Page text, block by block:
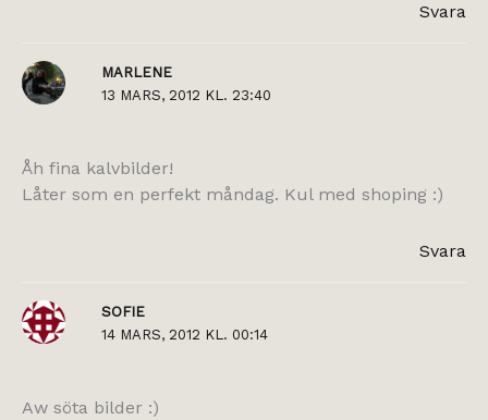
Svara
MARLENE
13 MARS, 2012 KL. 23:40
Åh fina kalvbilder!
Låter som en perfekt måndag. Kul med shoping :)
Svara
SOFIE
14 MARS, 2012 KL. 00:14
Aw söta bilder :)